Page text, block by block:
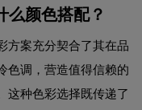
么颜色搭配？
方案充分契合了其在品
色调，营造值得信赖的
这种色彩选择既传递了